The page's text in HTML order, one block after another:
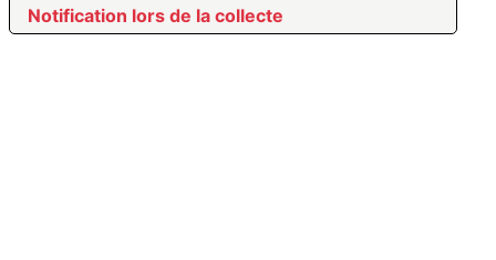
Notification lors de la collecte